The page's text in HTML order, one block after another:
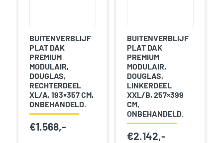
BUITENVERBLIJF
PLAT DAK
PREMIUM
MODULAIR,
DOUGLAS,
RECHTERDEEL
XL/A, 193×357 CM,
ONBEHANDELD.
€1.568,-
BUITENVERBLIJF
PLAT DAK
PREMIUM
MODULAIR,
DOUGLAS,
LINKERDEEL
XXL/B, 257×399
CM,
ONBEHANDELD.
€2.142,-